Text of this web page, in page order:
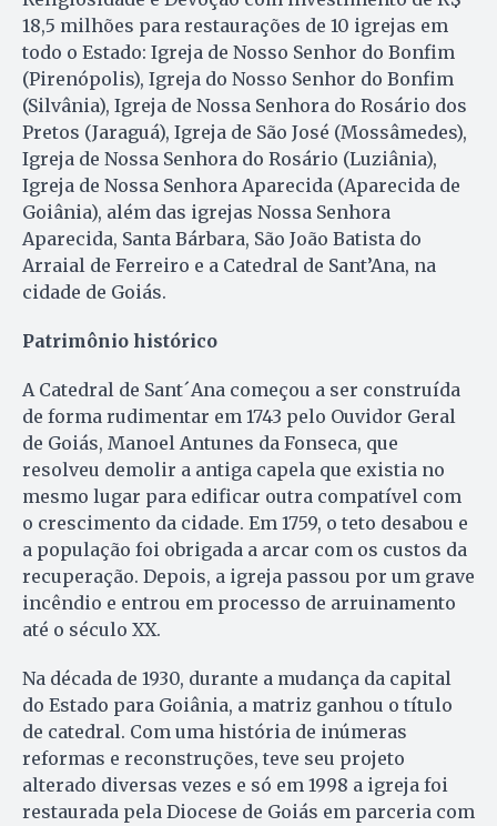
18,5 milhões para restaurações de 10 igrejas em
todo o Estado: Igreja de Nosso Senhor do Bonfim
(Pirenópolis), Igreja do Nosso Senhor do Bonfim
(Silvânia), Igreja de Nossa Senhora do Rosário dos
Pretos (Jaraguá), Igreja de São José (Mossâmedes),
Igreja de Nossa Senhora do Rosário (Luziânia),
Igreja de Nossa Senhora Aparecida (Aparecida de
Goiânia), além das igrejas Nossa Senhora
Aparecida, Santa Bárbara, São João Batista do
Arraial de Ferreiro e a Catedral de Sant’Ana, na
cidade de Goiás.
Patrimônio histórico
A Catedral de Sant´Ana começou a ser construída
de forma rudimentar em 1743 pelo Ouvidor Geral
de Goiás, Manoel Antunes da Fonseca, que
resolveu demolir a antiga capela que existia no
mesmo lugar para edificar outra compatível com
o crescimento da cidade. Em 1759, o teto desabou e
a população foi obrigada a arcar com os custos da
recuperação. Depois, a igreja passou por um grave
incêndio e entrou em processo de arruinamento
até o século XX.
Na década de 1930, durante a mudança da capital
do Estado para Goiânia, a matriz ganhou o título
de catedral. Com uma história de inúmeras
reformas e reconstruções, teve seu projeto
alterado diversas vezes e só em 1998 a igreja foi
restaurada pela Diocese de Goiás em parceria com